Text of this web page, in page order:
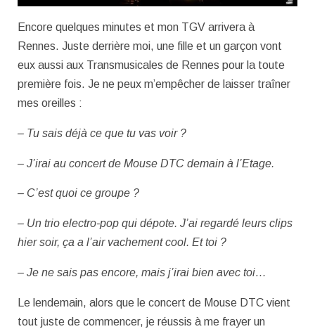
Encore quelques minutes et mon TGV arrivera à
Rennes. Juste derrière moi, une fille et un garçon vont
eux aussi aux Transmusicales de Rennes pour la toute
première fois. Je ne peux m’empêcher de laisser traîner
mes oreilles :
– Tu sais déjà ce que tu vas voir ?
– J’irai au concert de Mouse DTC demain à l’Etage.
– C’est quoi ce groupe ?
– Un trio electro-pop qui dépote. J’ai regardé leurs clips
hier soir, ça a l’air vachement cool. Et toi ?
– Je ne sais pas encore, mais j’irai bien avec toi…
Le lendemain, alors que le concert de Mouse DTC vient
tout juste de commencer, je réussis à me frayer un